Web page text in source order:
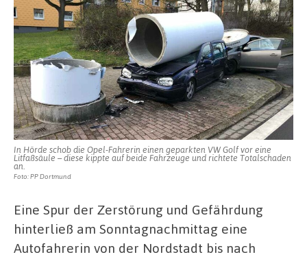
In Hörde schob die Opel-Fahrerin einen geparkten VW Golf vor eine
Litfaßsäule – diese kippte auf beide Fahrzeuge und richtete Totalschaden
an.
Foto: PP Dortmund
Eine Spur der Zerstörung und Gefährdung
hinterließ am Sonntagnachmittag eine
Autofahrerin von der Nordstadt bis nach